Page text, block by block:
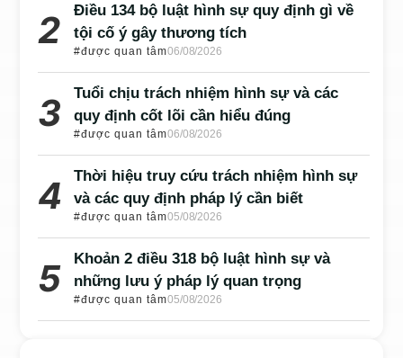
Điều 134 bộ luật hình sự quy định gì về
tội cố ý gây thương tích
#được quan tâm06/08/2026
Tuổi chịu trách nhiệm hình sự và các
quy định cốt lõi cần hiểu đúng
#được quan tâm06/08/2026
Thời hiệu truy cứu trách nhiệm hình sự
và các quy định pháp lý cần biết
#được quan tâm05/08/2026
Khoản 2 điều 318 bộ luật hình sự và
những lưu ý pháp lý quan trọng
#được quan tâm05/08/2026